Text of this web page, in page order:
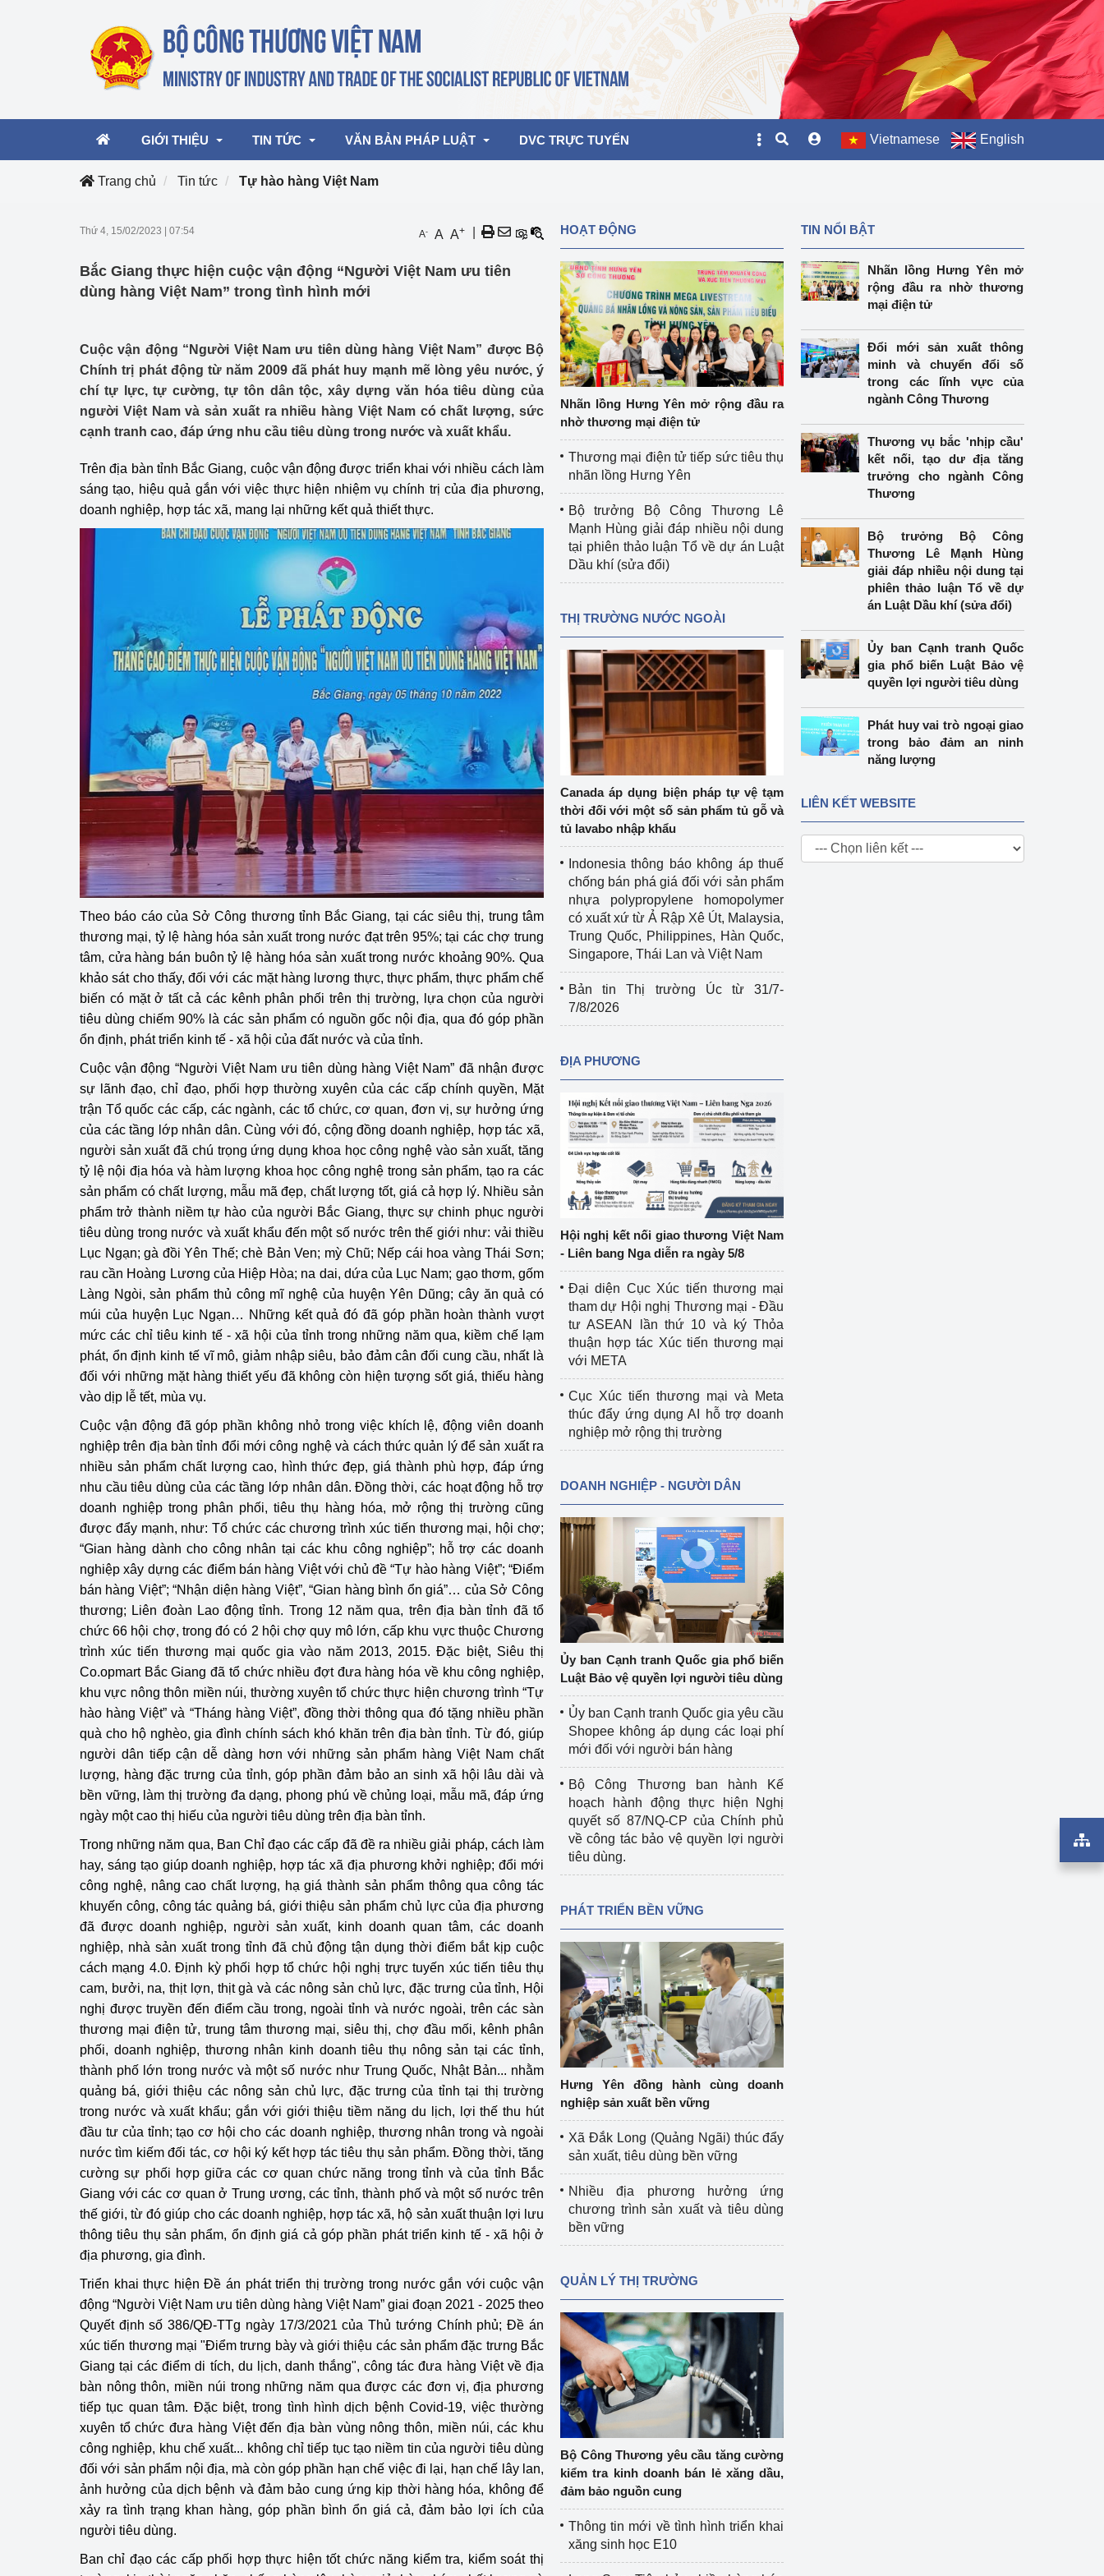
GIỚI THIỆU
Cơ cấu tổ chức
TIN TỨC
Hoạt động của Lãnh đạo Bộ
mại, Dịch vụ Việt Nam 2026
Hoạt động của Bộ trưởng
Công Thương - Công luận
Họp báo
Thông cáo báo chí
Chuyển đổi số
Bản tin Thị trường Nông Lâm Thủy sản
Phát triển nguồn nhân lực
Phát triển bền vững
Tổ chức kiểm định
động thuộc thẩm quyền quản lý của
Bộ Công Thương
Tổ chức được cấp GCN đăng ký, hoạt
động kiểm định thiết bị, dụng cụ điện
làm việc ở môi trường không có nguy
Cơ sở sản xuất, sửa chữa chai chứa
LPG
Tổ chức huấn luyện, bồi dưỡng
nghiệp vụ kiểm định kỹ thuật an toàn
lao động
Văn hóa ngành Công Thương
Tái cơ cấu ngành Công Thương
Quản lý thị trường
Sử dụng năng lượng tiết kiệm và
hiệu quả
Hiệu quả năng lượng
Khoa học, công nghệ và đổi mới sáng
tạo
Thông báo
Bảo vệ môi trường Video bảo vệ môi trường
Album ảnh bảo vệ môi trường
Văn bản về môi trường
Đọc báo giúp bạn
Bảo vệ nền tảng tư tưởng của Đảng
Doanh nghiệp - Người dân
Xúc tiến thương mại Khu vực miền Bắc
Khu vực miền Trung
Thị trường nước ngoàiHiệp định EVFTA
Thị trường châu Âu – châu Mỹ
Thị trường trong nước
Ngành Công Thương đưa nghị quyết
Đại hội XIV của Đảng vào cuộc sống
Phát triển công nghiệpCông nghiệp nền tảng
Chính sách
Sản xuất công nghiệp
Phát triển năng lượng
VĂN BẢN PHÁP LUẬT
Văn bản hợp nhất
DVC TRỰC TUYẾN Vietnamese English
Trang chủ Tin tức Tự hào hàng Việt Nam
Thứ 4, 15/02/2023 07:54 A- A A+
Bắc Giang thực hiện cuộc vận động “Người Việt Nam ưu tiên
dùng hàng Việt Nam” trong tình hình mới
Cuộc vận động “Người Việt Nam ưu tiên dùng hàng Việt Nam” được Bộ
Chính trị phát động từ năm 2009 đã phát huy mạnh mẽ lòng yêu nước, ý
chí tự lực, tự cường, tự tôn dân tộc, xây dựng văn hóa tiêu dùng của
người Việt Nam và sản xuất ra nhiều hàng Việt Nam có chất lượng, sức
cạnh tranh cao, đáp ứng nhu cầu tiêu dùng trong nước và xuất khẩu.
Trên địa bàn tỉnh Bắc Giang, cuộc vận động được triển khai với nhiều cách làm
sáng tạo, hiệu quả gắn với việc thực hiện nhiệm vụ chính trị của địa phương,
doanh nghiệp, hợp tác xã, mang lại những kết quả thiết thực.
Theo báo cáo của Sở Công thương tỉnh Bắc Giang, tại các siêu thị, trung tâm
thương mại, tỷ lệ hàng hóa sản xuất trong nước đạt trên 95%; tại các chợ trung
tâm, cửa hàng bán buôn tỷ lệ hàng hóa sản xuất trong nước khoảng 90%. Qua
khảo sát cho thấy, đối với các mặt hàng lương thực, thực phẩm, thực phẩm chế
biến có mặt ở tất cả các kênh phân phối trên thị trường, lựa chọn của người
tiêu dùng chiếm 90% là các sản phẩm có nguồn gốc nội địa, qua đó góp phần
ổn định, phát triển kinh tế - xã hội của đất nước và của tỉnh.
Cuộc vận động “Người Việt Nam ưu tiên dùng hàng Việt Nam” đã nhận được
sự lãnh đạo, chỉ đạo, phối hợp thường xuyên của các cấp chính quyền, Mặt
trận Tổ quốc các cấp, các ngành, các tổ chức, cơ quan, đơn vị, sự hưởng ứng
của các tầng lớp nhân dân. Cùng với đó, cộng đồng doanh nghiệp, hợp tác xã,
người sản xuất đã chú trọng ứng dụng khoa học công nghệ vào sản xuất, tăng
tỷ lệ nội địa hóa và hàm lượng khoa học công nghệ trong sản phẩm, tạo ra các
sản phẩm có chất lượng, mẫu mã đẹp, chất lượng tốt, giá cả hợp lý. Nhiều sản
phẩm trở thành niềm tự hào của người Bắc Giang, thực sự chinh phục người
tiêu dùng trong nước và xuất khẩu đến một số nước trên thế giới như: vải thiều
Lục Ngạn; gà đồi Yên Thế; chè Bản Ven; mỳ Chũ; Nếp cái hoa vàng Thái Sơn;
rau cần Hoàng Lương của Hiệp Hòa; na dai, dứa của Lục Nam; gạo thơm, gốm
Làng Ngòi, sản phẩm thủ công mĩ nghệ của huyện Yên Dũng; cây ăn quả có
múi của huyện Lục Ngạn… Những kết quả đó đã góp phần hoàn thành vượt
mức các chỉ tiêu kinh tế - xã hội của tỉnh trong những năm qua, kiềm chế lạm
phát, ổn định kinh tế vĩ mô, giảm nhập siêu, bảo đảm cân đối cung cầu, nhất là
đối với những mặt hàng thiết yếu đã không còn hiện tượng sốt giá, thiếu hàng
vào dịp lễ tết, mùa vụ.
Cuộc vận động đã góp phần không nhỏ trong việc khích lệ, động viên doanh
nghiệp trên địa bàn tỉnh đổi mới công nghệ và cách thức quản lý để sản xuất ra
nhiều sản phẩm chất lượng cao, hình thức đẹp, giá thành phù hợp, đáp ứng
nhu cầu tiêu dùng của các tầng lớp nhân dân. Đồng thời, các hoạt động hỗ trợ
doanh nghiệp trong phân phối, tiêu thụ hàng hóa, mở rộng thị trường cũng
được đẩy mạnh, như: Tổ chức các chương trình xúc tiến thương mại, hội chợ;
“Gian hàng dành cho công nhân tại các khu công nghiệp”; hỗ trợ các doanh
nghiệp xây dựng các điểm bán hàng Việt với chủ đề “Tự hào hàng Việt”; “Điểm
bán hàng Việt”; “Nhận diện hàng Việt”, “Gian hàng bình ổn giá”… của Sở Công
thương; Liên đoàn Lao động tỉnh. Trong 12 năm qua, trên địa bàn tỉnh đã tổ
chức 66 hội chợ, trong đó có 2 hội chợ quy mô lớn, cấp khu vực thuộc Chương
trình xúc tiến thương mại quốc gia vào năm 2013, 2015. Đặc biệt, Siêu thị
Co.opmart Bắc Giang đã tổ chức nhiều đợt đưa hàng hóa về khu công nghiệp,
khu vực nông thôn miền núi, thường xuyên tổ chức thực hiện chương trình “Tự
hào hàng Việt” và “Tháng hàng Việt”, đồng thời thông qua đó tặng nhiều phần
quà cho hộ nghèo, gia đình chính sách khó khăn trên địa bàn tỉnh. Từ đó, giúp
người dân tiếp cận dễ dàng hơn với những sản phẩm hàng Việt Nam chất
lượng, hàng đặc trưng của tỉnh, góp phần đảm bảo an sinh xã hội lâu dài và
bền vững, làm thị trường đa dạng, phong phú về chủng loại, mẫu mã, đáp ứng
ngày một cao thị hiếu của người tiêu dùng trên địa bàn tỉnh.
Trong những năm qua, Ban Chỉ đạo các cấp đã đề ra nhiều giải pháp, cách làm
hay, sáng tạo giúp doanh nghiệp, hợp tác xã địa phương khởi nghiệp; đổi mới
công nghệ, nâng cao chất lượng, hạ giá thành sản phẩm thông qua công tác
khuyến công, công tác quảng bá, giới thiệu sản phẩm chủ lực của địa phương
đã được doanh nghiệp, người sản xuất, kinh doanh quan tâm, các doanh
nghiệp, nhà sản xuất trong tỉnh đã chủ động tận dụng thời điểm bắt kịp cuộc
cách mạng 4.0. Định kỳ phối hợp tổ chức hội nghị trực tuyến xúc tiến tiêu thụ
cam, bưởi, na, thịt lợn, thịt gà và các nông sản chủ lực, đặc trưng của tỉnh, Hội
nghị được truyền đến điểm cầu trong, ngoài tỉnh và nước ngoài, trên các sàn
thương mại điện tử, trung tâm thương mại, siêu thị, chợ đầu mối, kênh phân
phối, doanh nghiệp, thương nhân kinh doanh tiêu thụ nông sản tại các tỉnh,
thành phố lớn trong nước và một số nước như Trung Quốc, Nhật Bản... nhằm
quảng bá, giới thiệu các nông sản chủ lực, đặc trưng của tỉnh tại thị trường
trong nước và xuất khẩu; gắn với giới thiệu tiềm năng du lịch, lợi thế thu hút
đầu tư của tỉnh; tạo cơ hội cho các doanh nghiệp, thương nhân trong và ngoài
nước tìm kiếm đối tác, cơ hội ký kết hợp tác tiêu thụ sản phẩm. Đồng thời, tăng
cường sự phối hợp giữa các cơ quan chức năng trong tỉnh và của tỉnh Bắc
Giang với các cơ quan ở Trung ương, các tỉnh, thành phố và một số nước trên
thế giới, từ đó giúp cho các doanh nghiệp, hợp tác xã, hộ sản xuất thuận lợi lưu
thông tiêu thụ sản phẩm, ổn định giá cả góp phần phát triển kinh tế - xã hội ở
địa phương, gia đình.
Triển khai thực hiện Đề án phát triển thị trường trong nước gắn với cuộc vận
động “Người Việt Nam ưu tiên dùng hàng Việt Nam” giai đoạn 2021 - 2025 theo
Quyết định số 386/QĐ-TTg ngày 17/3/2021 của Thủ tướng Chính phủ; Đề án
xúc tiến thương mại "Điểm trưng bày và giới thiệu các sản phẩm đặc trưng Bắc
Giang tại các điểm di tích, du lịch, danh thắng", công tác đưa hàng Việt về địa
bàn nông thôn, miền núi trong những năm qua được các đơn vị, địa phương
tiếp tục quan tâm. Đặc biệt, trong tình hình dịch bệnh Covid-19, việc thường
xuyên tổ chức đưa hàng Việt đến địa bàn vùng nông thôn, miền núi, các khu
công nghiệp, khu chế xuất... không chỉ tiếp tục tạo niềm tin của người tiêu dùng
đối với sản phẩm nội địa, mà còn góp phần hạn chế việc đi lại, hạn chế lây lan,
ảnh hưởng của dịch bệnh và đảm bảo cung ứng kịp thời hàng hóa, không để
xảy ra tình trạng khan hàng, góp phần bình ổn giá cả, đảm bảo lợi ích của
người tiêu dùng.
Ban chỉ đạo các cấp phối hợp thực hiện tốt chức năng kiểm tra, kiểm soát thị
HOẠT ĐỘNG
Nhãn lồng Hưng Yên mở rộng đầu ra
nhờ thương mại điện tử
Thương mại điện tử tiếp sức tiêu thụ
nhãn lồng Hưng Yên
Bộ trưởng Bộ Công Thương Lê
Mạnh Hùng giải đáp nhiều nội dung
tại phiên thảo luận Tổ về dự án Luật
Dầu khí (sửa đổi)
THỊ TRƯỜNG NƯỚC NGOÀI
Canada áp dụng biện pháp tự vệ tạm
thời đối với một số sản phẩm tủ gỗ và
tủ lavabo nhập khẩu
Indonesia thông báo không áp thuế
chống bán phá giá đối với sản phẩm
nhựa polypropylene homopolymer
có xuất xứ từ Ả Rập Xê Út, Malaysia,
Trung Quốc, Philippines, Hàn Quốc,
Singapore, Thái Lan và Việt Nam
Bản tin Thị trường Úc từ 31/7-
7/8/2026
ĐỊA PHƯƠNG
Hội nghị kết nối giao thương Việt Nam
- Liên bang Nga diễn ra ngày 5/8
Đại diện Cục Xúc tiến thương mại
tham dự Hội nghị Thương mại - Đầu
tư ASEAN lần thứ 10 và ký Thỏa
thuận hợp tác Xúc tiến thương mại
với META
Cục Xúc tiến thương mại và Meta
thúc đẩy ứng dụng AI hỗ trợ doanh
nghiệp mở rộng thị trường
DOANH NGHIỆP - NGƯỜI DÂN
Ủy ban Cạnh tranh Quốc gia phổ biến
Luật Bảo vệ quyền lợi người tiêu dùng
Ủy ban Cạnh tranh Quốc gia yêu cầu
Shopee không áp dụng các loại phí
mới đối với người bán hàng
Bộ Công Thương ban hành Kế
hoạch hành động thực hiện Nghị
quyết số 87/NQ-CP của Chính phủ
về công tác bảo vệ quyền lợi người
tiêu dùng.
PHÁT TRIỂN BỀN VỮNG
Hưng Yên đồng hành cùng doanh
nghiệp sản xuất bền vững
Xã Đắk Long (Quảng Ngãi) thúc đẩy
sản xuất, tiêu dùng bền vững
Nhiều địa phương hưởng ứng
chương trình sản xuất và tiêu dùng
bền vững
QUẢN LÝ THỊ TRƯỜNG
Bộ Công Thương yêu cầu tăng cường
kiểm tra kinh doanh bán lẻ xăng dầu,
đảm bảo nguồn cung
Thông tin mới về tình hình triển khai
xăng sinh học E10
TIN NỔI BẬT
Nhãn lồng Hưng Yên mở
rộng đầu ra nhờ thương
mại điện tử
Đổi mới sản xuất thông
minh và chuyển đổi số
trong các lĩnh vực của
ngành Công Thương
Thương vụ bắc 'nhịp cầu'
kết nối, tạo dư địa tăng
trưởng cho ngành Công
Thương
Bộ trưởng Bộ Công
Thương Lê Mạnh Hùng
giải đáp nhiều nội dung tại
phiên thảo luận Tổ về dự
án Luật Dầu khí (sửa đổi)
Ủy ban Cạnh tranh Quốc
gia phổ biến Luật Bảo vệ
quyền lợi người tiêu dùng
Phát huy vai trò ngoại giao
trong bảo đảm an ninh
năng lượng
LIÊN KẾT WEBSITE